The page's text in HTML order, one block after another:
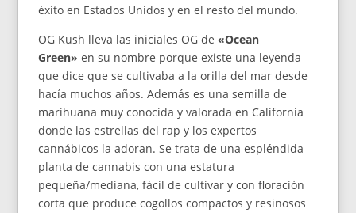
éxito en Estados Unidos y en el resto del mundo.
OG Kush lleva las iniciales OG de«Ocean
Green» en su nombre porque existe una leyenda
que dice que se cultivaba a la orilla del mar desde
hacía muchos años. Además es una semilla de
marihuana muy conocida y valorada en California
donde las estrellas del rap y los expertos
cannábicos la adoran. Se trata de una espléndida
planta de cannabis con una estatura
pequeña/mediana, fácil de cultivar y con floración
corta que produce cogollos compactos y resinosos